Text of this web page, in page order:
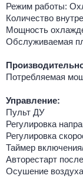
Режим работы:
Количество
Мощность
Обслуживаемая
Потребляемая
Управление:
Пульт ДУ
Регулировка
Регулировка
Таймер
Авторестарт
Осушение воздуха